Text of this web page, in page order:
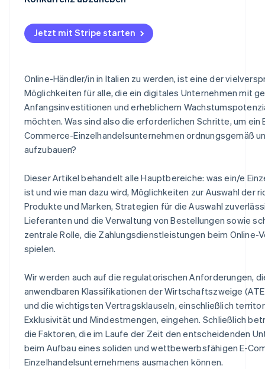
Wann ist es sinnvoll, ein/e autorisierte/r Händler/in zu
Bestellungsverwaltung
Vorteile von Stripe für Online-Händler/innen
Stripe Connect
Jetzt mit Stripe starten
Online-Händler/in in Italien zu werden, ist eine der
Möglichkeiten für alle, die ein digitales Unternehmen mit
Anfangsinvestitionen und erheblichem
möchten. Was sind also die erforderlichen Schritte, um ein
Commerce-Einzelhandelsunternehmen ordnungsgemäß
aufzubauen?
Dieser Artikel behandelt alle Hauptbereiche: was ein/e
ist und wie man dazu wird, Möglichkeiten zur Auswahl der
Produkte und Marken, Strategien für die Auswahl
Lieferanten und die Verwaltung von Bestellungen sowie
zentrale Rolle, die Zahlungsdienstleistungen beim Online-
spielen.
Wir werden auch auf die regulatorischen Anforderungen,
anwendbaren Klassifikationen der Wirtschaftszweige
und die wichtigsten Vertragsklauseln, einschließlich
Exklusivität und Mindestmengen, eingehen. Schließlich
die Faktoren, die im Laufe der Zeit den entscheidenden
beim Aufbau eines soliden und wettbewerbsfähigen E-
Einzelhandelsunternehmens ausmachen können.